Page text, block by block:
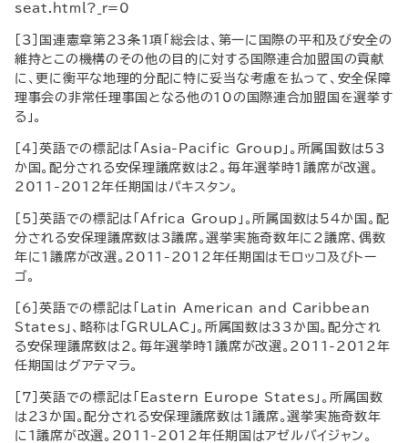
seat.html?_r=0
[3]国連憲章第23条1項「総会は、第一に国際の平和及び安全の
維持とこの機構のその他の目的に対する国際連合加盟国の貢献
に、更に衡平な地理的分配に特に妥当な考慮を払って、安全保障
理事会の非常任理事国となる他の10の国際連合加盟国を選挙す
る」。
[4]英語での標記は「Asia-Pacific Group」。所属国数は53
か国。配分される安保理議席数は2。毎年選挙時1議席が改選。
2011-2012年任期国はパキスタン。
[5]英語での標記は「Africa Group」。所属国数は54か国。配
分される安保理議席数は3議席。選挙実施奇数年に2議席、偶数
年に1議席が改選。2011-2012年任期国はモロッコ及びトー
ゴ。
[6]英語での標記は「Latin American and Caribbean
States」、略称は「GRULAC」。所属国数は33か国。配分され
る安保理議席数は2。毎年選挙時1議席が改選。2011-2012年
任期国はグアテマラ。
[7]英語での標記は「Eastern Europe States」。所属国数
は23か国。配分される安保理議席数は1議席。選挙実施奇数年
に1議席が改選。2011-2012年任期国はアゼルバイジャン。